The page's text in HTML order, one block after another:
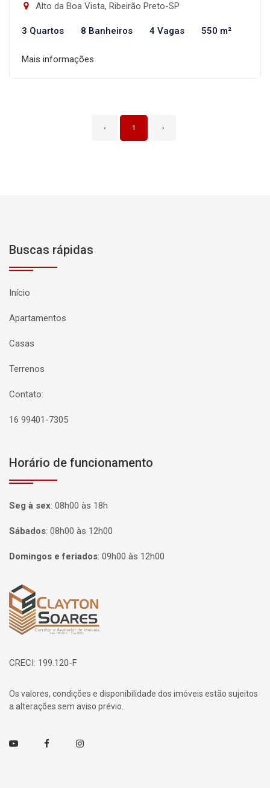
Alto da Boa Vista, Ribeirão Preto-SP
3 Quartos 8 Banheiros 4 Vagas 550 m²
Mais informações
‹ 1 ›
Buscas rápidas
Início
Apartamentos
Casas
Terrenos
Contato:
16 99401-7305
Horário de funcionamento
Seg à sex: 08h00 às 18h
Sábados: 08h00 às 12h00
Domingos e feriados: 09h00 às 12h00
Página inicial
CRECI: 199.120-F
Os valores, condições e disponibilidade dos imóveis estão sujeitos
a alterações sem aviso prévio.
Youtube FacebookInstagram